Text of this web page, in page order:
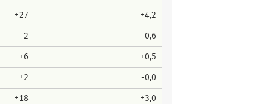
+27 +4,2
-2 -0,6
+6 +0,5
+2 -0,0
+18 +3,0